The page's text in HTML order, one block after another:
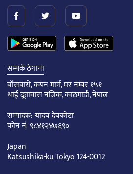
सम्पर्क ठेगाना
बाँसबारी, कपन मार्ग, घर नम्बर १५१
थाई दूतावास नजिक, काठमाडौं, नेपाल
सम्पादक: यादव देवकोटा
फोन नं: ९८४१२४७६९०
Japan
Katsushika-ku Tokyo 124-0012